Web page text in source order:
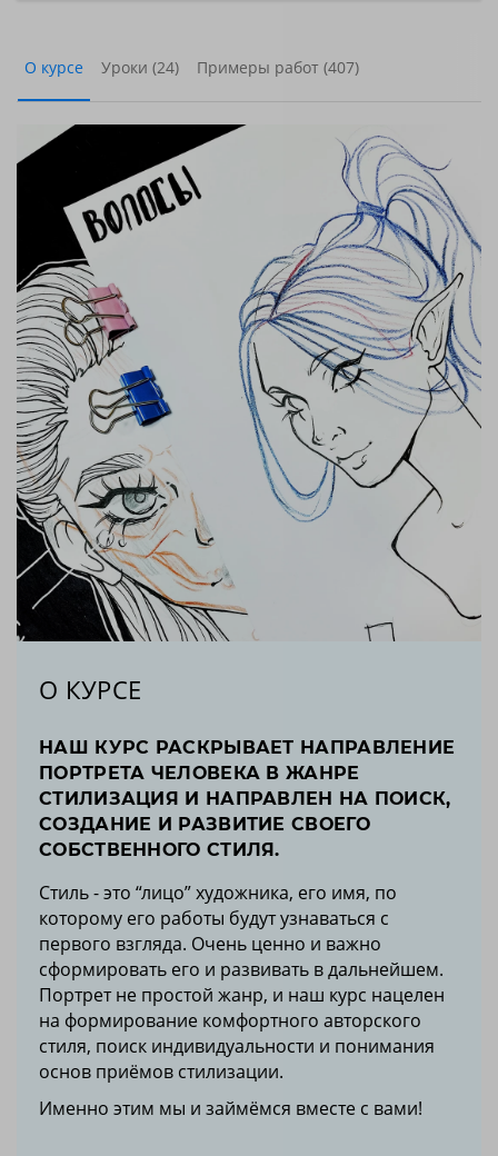
О курсе Уроки (24) Примеры работ (407)
О КУРСЕ
НАШ КУРС РАСКРЫВАЕТ НАПРАВЛЕНИЕ
ПОРТРЕТА ЧЕЛОВЕКА В ЖАНРЕ
СТИЛИЗАЦИЯ И НАПРАВЛЕН НА ПОИСК,
СОЗДАНИЕ И РАЗВИТИЕ СВОЕГО
СОБСТВЕННОГО СТИЛЯ.
Стиль - это “лицо” художника, его имя, по
которому его работы будут узнаваться с
первого взгляда. Очень ценно и важно
сформировать его и развивать в дальнейшем.
Портрет не простой жанр, и наш курс нацелен
на формирование комфортного авторского
стиля, поиск индивидуальности и понимания
основ приёмов стилизации.
Именно этим мы и займёмся вместе с вами!